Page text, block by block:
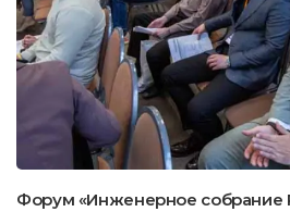
Форум «Инженерное собрание